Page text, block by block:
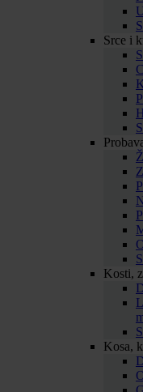
Srce i
Kosti,
Kosa,